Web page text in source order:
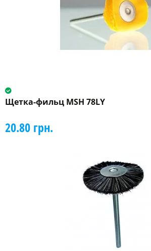
Щетка-фильц MSH 78LY
20.80 грн.